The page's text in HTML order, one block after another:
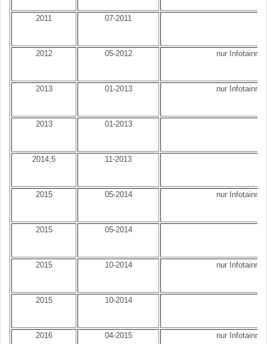
2011 07-2011
2012 05-2012 nur
2013 01-2013 nur
2013 01-2013
2014,5 11-2013
2015 05-2014 nur
2015 05-2014
2015 10-2014 nur
2015 10-2014
2016 04-2015 nur